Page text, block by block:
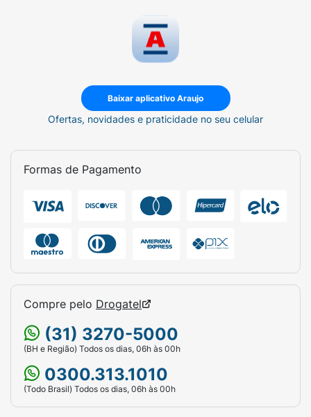
Baixar aplicativo Araujo
Ofertas, novidades e praticidade no seu celular
Formas de Pagamento
Compre pelo Drogatel
(31) 3270-5000
(BH e Região) Todos os dias, 06h às 00h
0300.313.1010
(Todo Brasil) Todos os dias, 06h às 00h